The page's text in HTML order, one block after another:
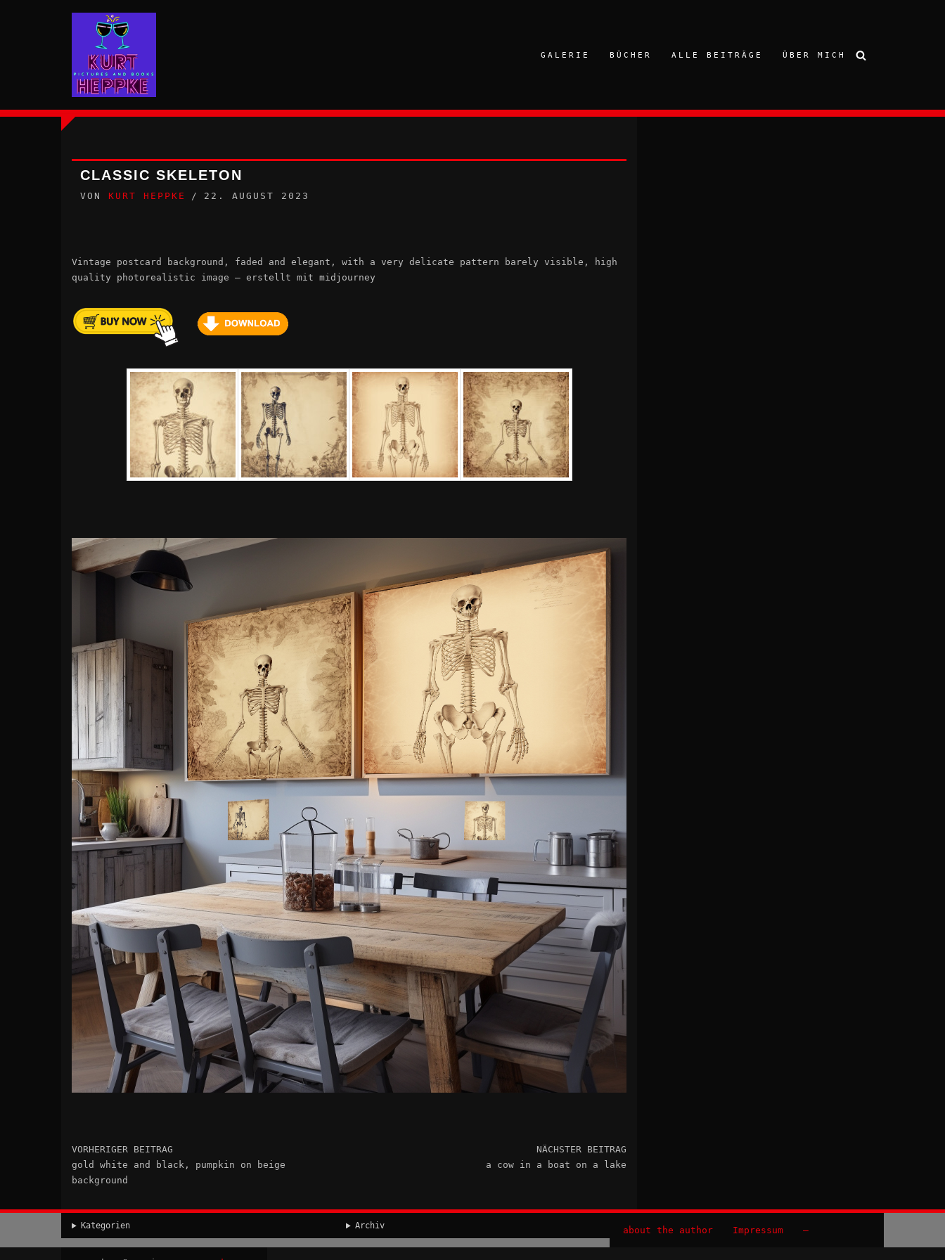
GALERIE BÜCHER ALLE BEITRÄGE ÜBER MICH
CLASSIC SKELETON
VON KURT HEPPKE 22. AUGUST 2023
Vintage postcard background, faded and elegant, with a very delicate pattern barely visible, high
quality photorealistic image – erstellt mit midjourney
VORHERIGER BEITRAG
gold white and black, pumpkin on beige
background
NÄCHSTER BEITRAG
a cow in a boat on a lake
Kategorien Archiv about the author Impressum –